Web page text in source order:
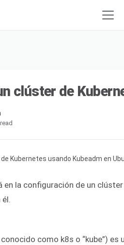
clúster de
en la configuración de un
como k8s o “kube”)